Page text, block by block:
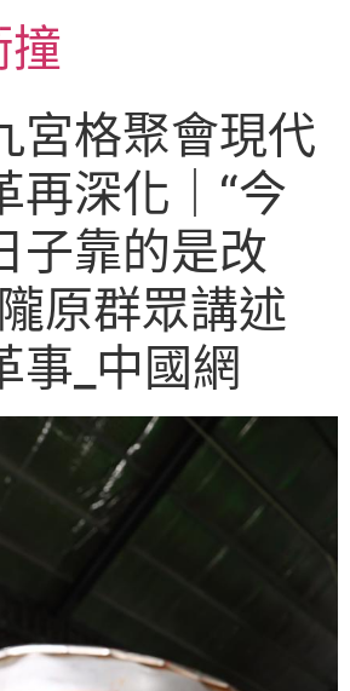
撞
宮格聚會現代
深化｜“今
子靠的是改
原群眾講述
事_中國網